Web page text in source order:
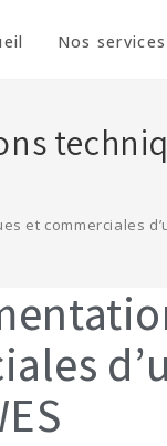
Nos services
et commerciales